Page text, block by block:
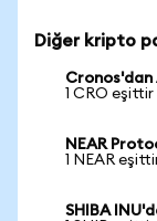
Diğer kripto
Cronos'dan
1 CRO
NEAR
1 NEAR
SHIBA